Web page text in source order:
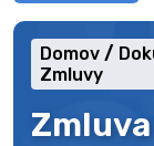
Domov
Zmluvy